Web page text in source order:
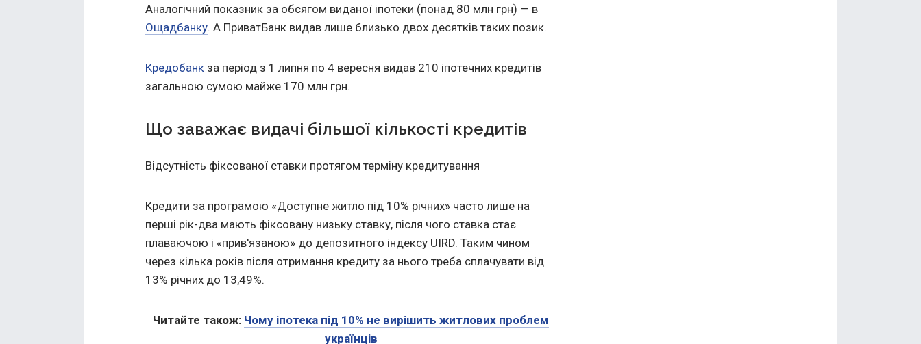
Аналогічний показник за обсягом виданої іпотеки (понад 80 млн грн) — в
Ощадбанку. А ПриватБанк видав лише близько двох десятків таких позик.
Кредобанк за період з 1 липня по 4 вересня видав 210 іпотечних кредитів
загальною сумою майже 170 млн грн.
Що заважає видачі більшої кількості кредитів
Відсутність фіксованої ставки протягом терміну кредитування
Кредити за програмою «Доступне житло під 10% річних» часто лише на
перші рік-два мають фіксовану низьку ставку, після чого ставка стає
плаваючою і «прив'язаною» до депозитного індексу UIRD. Таким чином
через кілька років після отримання кредиту за нього треба сплачувати від
13% річних до 13,49%.
Читайте також: Чому іпотека під 10% не вирішить житлових проблем
українців